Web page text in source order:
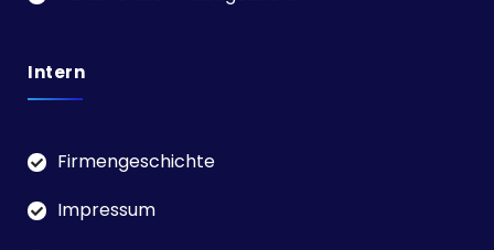
Intern
Firmengeschichte
Impressum